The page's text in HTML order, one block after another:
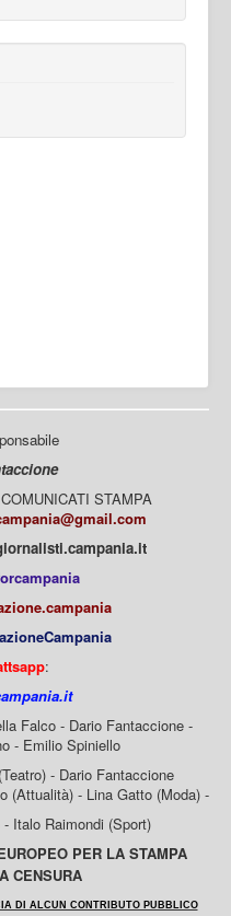
STAMPA
:
Falco - Dario Fantaccione -
- Emilio Spiniello
- Dario Fantaccione
(Attualità) - Lina Gatto (Moda) -
Italo Raimondi (Sport)
PER LA STAMPA
CENSURA
DI ALCUN CONTRIBUTO PUBBLICO